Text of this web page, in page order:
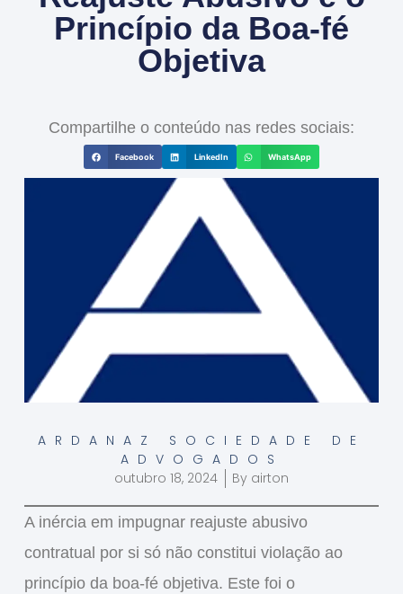
Princípio da Boa-fé
Objetiva
Compartilhe o conteúdo nas redes sociais:
Facebook LinkedIn WhatsApp
ARDANAZ SOCIEDADE DE
ADVOGADOS
outubro 18, 2024
By airton
A inércia em impugnar reajuste abusivo
contratual por si só não constitui violação ao
princípio da boa-fé objetiva. Este foi o